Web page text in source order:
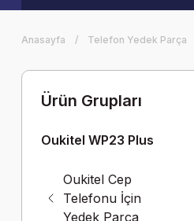
Anasayfa Telefon Yedek Parça
Ürün Grupları
Oukitel WP23 Plus
Oukitel Cep
Telefonu İçin
Yedek Parça